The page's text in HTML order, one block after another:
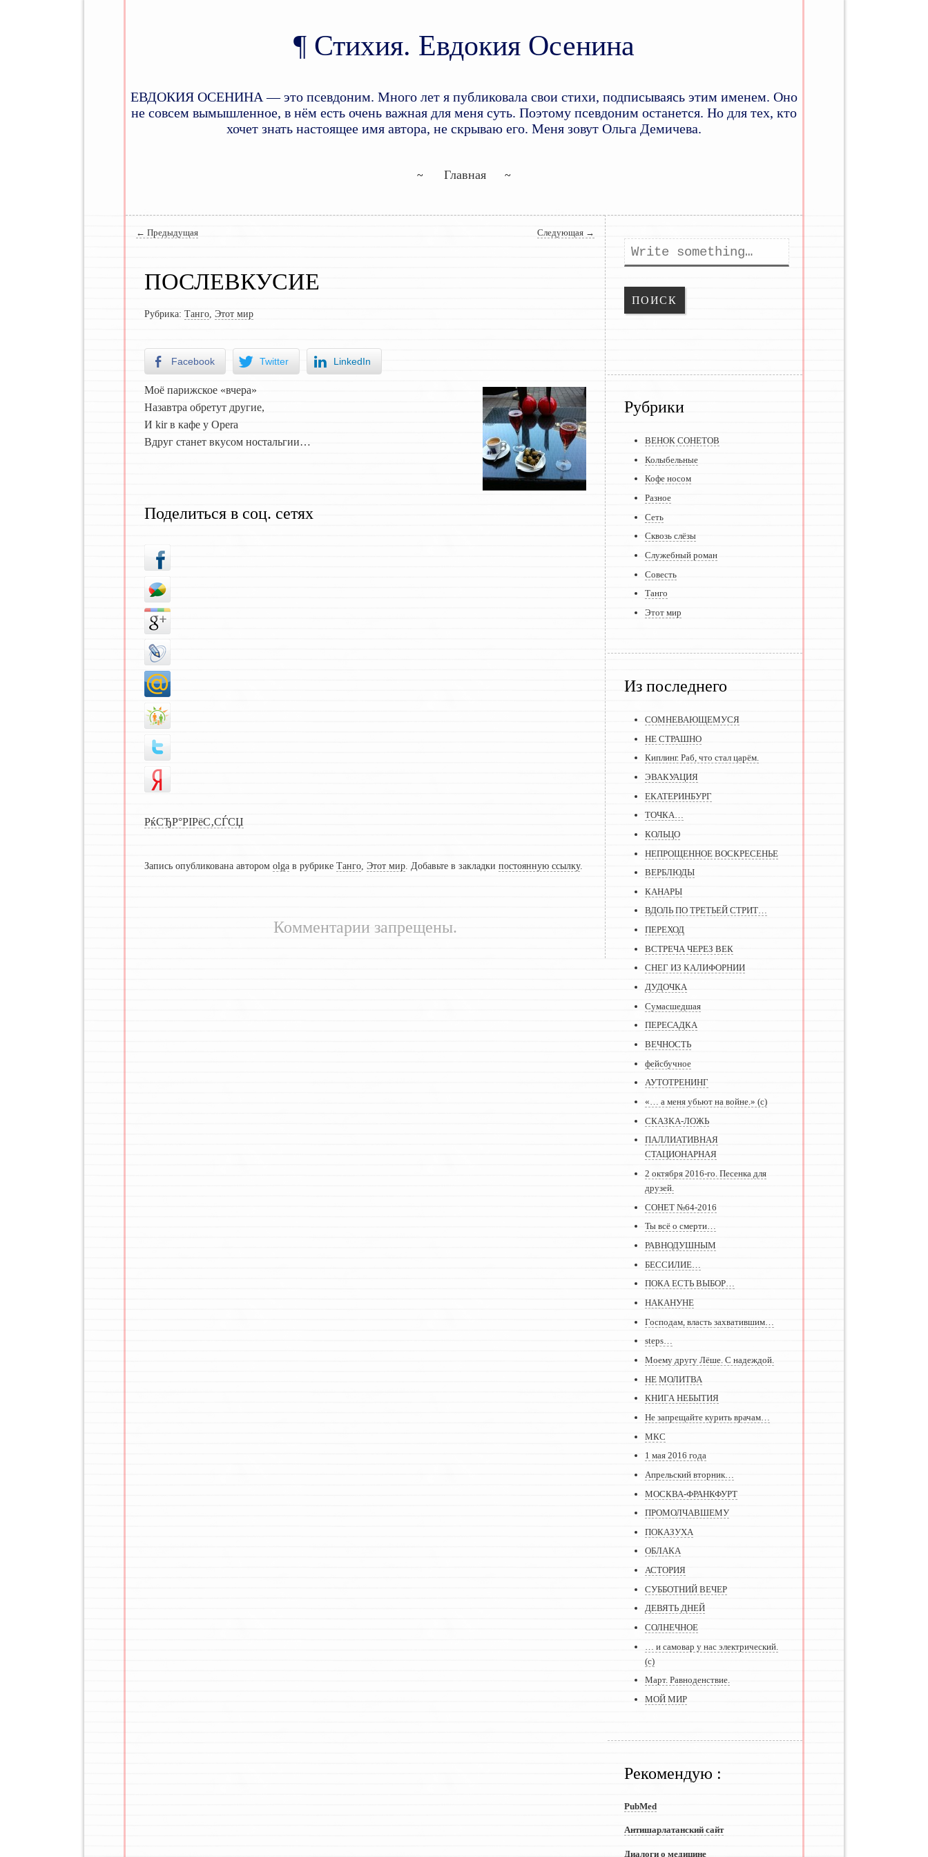
Стихия. Евдокия Осенина
ЕВДОКИЯ ОСЕНИНА — это псевдоним. Много лет я публиковала свои стихи, подписываясь этим именем. Оно
не совсем вымышленное, в нём есть очень важная для меня суть. Поэтому псевдоним останется. Но для тех, кто
хочет знать настоящее имя автора, не скрываю его. Меня зовут Ольга Демичева.
Перейти к основному содержимому
Перейти к дополнительному содержимому
Главная
Навигация по записям
← Предыдущая Следующая →
ПОСЛЕВКУСИЕ
Рубрика: Танго, Этот мир
Facebook Twitter LinkedIn
Моё парижское «вчера»
Назавтра обретут другие,
И kir в кафе у Opera
Вдруг станет вкусом ностальгии…
Поделиться в соц. сетях
РќСЂР°РІРёС‚СЃСЏ
Запись опубликована автором olgaв рубрике Танго, Этот мир. Добавьте в закладки постоянную ссылку.
Комментарии запрещены.
Поиск
Рубрики
ВЕНОК СОНЕТОВ
Колыбельные
Кофе носом
Разное
Сеть
Сквозь слёзы
Служебный роман
Совесть
Танго
Этот мир
Из последнего
СОМНЕВАЮЩЕМУСЯ
НЕ СТРАШНО
Киплинг. Раб, что стал царём.
ЭВАКУАЦИЯ
ЕКАТЕРИНБУРГ
ТОЧКА…
КОЛЬЦО
НЕПРОЩЕННОЕ ВОСКРЕСЕНЬЕ
ВЕРБЛЮДЫ
КАНАРЫ
ВДОЛЬ ПО ТРЕТЬЕЙ СТРИТ…
ПЕРЕХОД
ВСТРЕЧА ЧЕРЕЗ ВЕК
СНЕГ ИЗ КАЛИФОРНИИ
ДУДОЧКА
Сумасшедшая
ПЕРЕСАДКА
ВЕЧНОСТЬ
фейсбучное
АУТОТРЕНИНГ
«… а меня убьют на войне.» (с)
СКАЗКА-ЛОЖЬ
ПАЛЛИАТИВНАЯ
СТАЦИОНАРНАЯ
2 октября 2016-го. Песенка для
друзей.
СОНЕТ №64-2016
Ты всё о смерти…
РАВНОДУШНЫМ
БЕССИЛИЕ…
ПОКА ЕСТЬ ВЫБОР…
НАКАНУНЕ
Господам, власть захватившим…
steps…
Моему другу Лёше. С надеждой.
НЕ МОЛИТВА
КНИГА НЕБЫТИЯ
Не запрещайте курить врачам…
МКС
1 мая 2016 года
Апрельский вторник…
МОСКВА-ФРАНКФУРТ
ПРОМОЛЧАВШЕМУ
ПОКАЗУХА
ОБЛАКА
АСТОРИЯ
СУББОТНИЙ ВЕЧЕР
ДЕВЯТЬ ДНЕЙ
СОЛНЕЧНОЕ
… и самовар у нас электрический.
(с)
Март. Равноденствие.
МОЙ МИР
Рекомендую :
PubMed
Антишарлатанский сайт
Диалоги о медицине